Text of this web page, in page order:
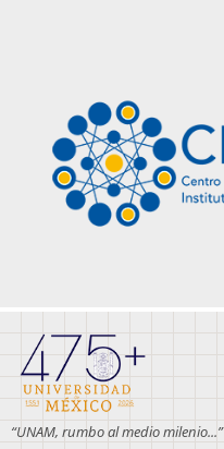
“UNAM, rumbo al medio milenio...”